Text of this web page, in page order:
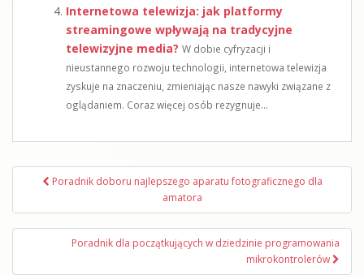
Internetowa telewizja: jak platformy
streamingowe wpływają na tradycyjne
telewizyjne media? W dobie cyfryzacji i
nieustannego rozwoju technologii, internetowa telewizja
zyskuje na znaczeniu, zmieniając nasze nawyki związane z
oglądaniem. Coraz więcej osób rezygnuje...
Nawigacja
Poradnik doboru najlepszego aparatu fotograficznego dla
amatora
Poradnik dla początkujących w dziedzinie programowania
mikrokontrolerów